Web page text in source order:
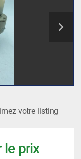
votre listing
le prix